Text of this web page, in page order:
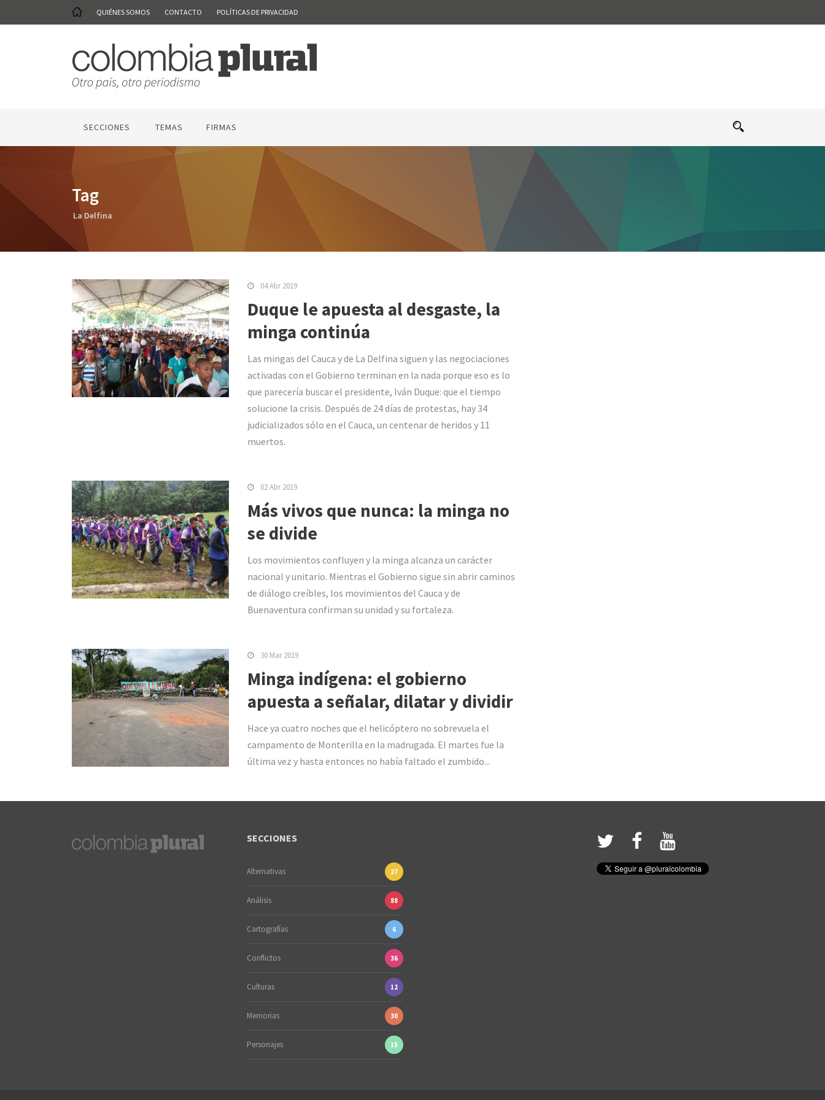
QUIÉNES SOMOS CONTACTO POLÍTICAS DE PRIVACIDAD
SECCIONES TEMAS FIRMAS
Tag
La Delfina
04 Abr 2019
Duque le apuesta al desgaste, la
minga continúa
Las mingas del Cauca y de La Delfina siguen y las negociaciones
activadas con el Gobierno terminan en la nada porque eso es lo
que parecería buscar el presidente, Iván Duque: que el tiempo
solucione la crisis. Después de 24 días de protestas, hay 34
judicializados sólo en el Cauca, un centenar de heridos y 11
muertos.
02 Abr 2019
Más vivos que nunca: la minga no
se divide
Los movimientos confluyen y la minga alcanza un carácter
nacional y unitario. Mientras el Gobierno sigue sin abrir caminos
de diálogo creíbles, los movimientos del Cauca y de
Buenaventura confirman su unidad y su fortaleza.
30 Mar 2019
Minga indígena: el gobierno
apuesta a señalar, dilatar y dividir
Hace ya cuatro noches que el helicóptero no sobrevuela el
campamento de Monterilla en la madrugada. El martes fue la
última vez y hasta entonces no había faltado el zumbido...
SECCIONES
Alternativas 27
Análisis 88
Cartografías 6
Conflictos 36
Culturas 12
Memorias 30
Personajes 15